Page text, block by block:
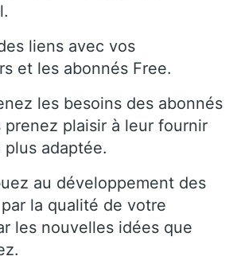
liens avec vos
et les abonnés Free.
les besoins des abonnés
prenez plaisir à leur fournir
adaptée.
au développement des
la qualité de votre
les nouvelles idées que